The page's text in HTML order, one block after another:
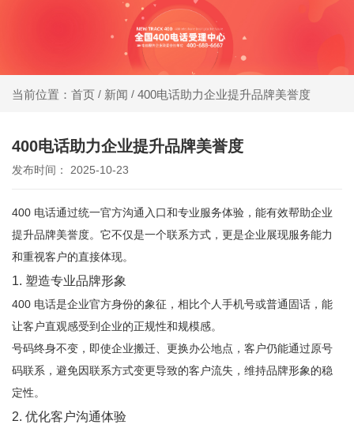
400电话受理中心
办400电话就选小轨®400，大品牌，号码
码，
当前位置：首页 / 新闻 / 400电话助力企业提升品牌美誉度
400电话助力企业提升品牌美誉度
发布时间： 2025-10-23
400 电话通过统一官方沟通入口和专业服务体验，能有效帮助企业
提升品牌美誉度。它不仅是一个联系方式，更是企业展现服务能力
和重视客户的直接体现。
1. 塑造专业品牌形象
400 电话是企业官方身份的象征，相比个人手机号或普通固话，能
让客户直观感受到企业的正规性和规模感。
号码终身不变，即使企业搬迁、更换办公地点，客户仍能通过原号
码联系，避免因联系方式变更导致的客户流失，维持品牌形象的稳
定性。
2. 优化客户沟通体验